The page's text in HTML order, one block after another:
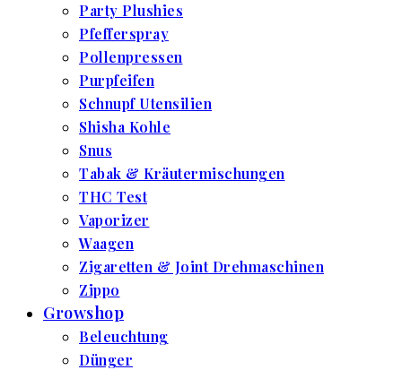
Party Plushies
Pfefferspray
Pollenpressen
Purpfeifen
Schnupf Utensilien
Shisha Kohle
Snus
Tabak & Kräutermischungen
THC Test
Vaporizer
Waagen
Zigaretten & Joint Drehmaschinen
Zippo
Growshop
Beleuchtung
Dünger